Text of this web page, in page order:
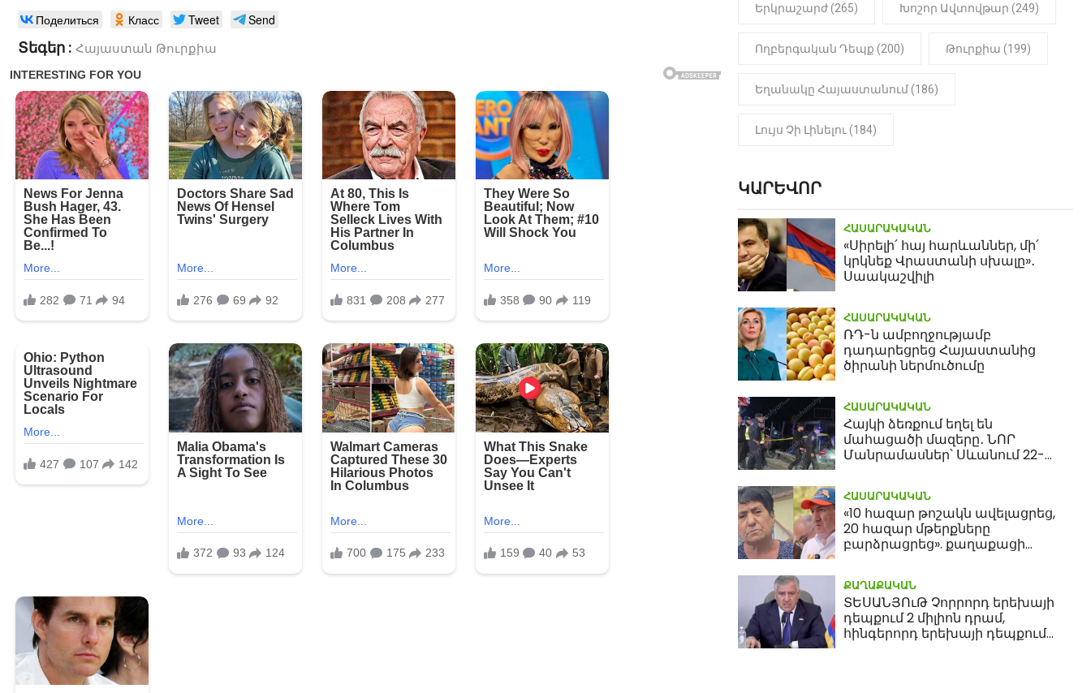
Поделиться Класс Tweet Send
Տեգեր : Հայաստան Թուրքիա
Երկրաշարժ (265) Խոշոր Ավտովթար (249)
Ողբերգական Դեպք (200) Թուրքիա (199)
Եղանակը Հայաստանում (186)
Լույս Չի Լինելու (184)
ԿԱՐԵՎՈՐ
ՀԱՍԱՐԱԿԱԿԱՆ
«Սիրելի՛ հայ հարևաններ, մի՛
կրկնեք Վրաստանի սխալը»․
Սաակաշվիլի
ՀԱՍԱՐԱԿԱԿԱՆ
ՌԴ-ն ամբողջությամբ
դադարեցրեց Հայաստանից
ծիրանի ներմուծումը
ՀԱՍԱՐԱԿԱԿԱՆ
Հայկի ձեռքում եղել են
մահացածի մազերը․ ՆՈՐ
Մանրամասներ՝ Սևանում 22-
ՀԱՍԱՐԱԿԱԿԱՆ
«10 հազար թոշակն ավելացրեց,
20 հազար մթերքները
բարձրացրեց». քաղաքացի
ՔԱՂԱՔԱԿԱՆ
ՏԵՍԱՆՅՈւԹ Չորրորդ երեխայի
դեպքում 2 միլիոն դրամ,
հինգերորդ երեխայի դեպքում